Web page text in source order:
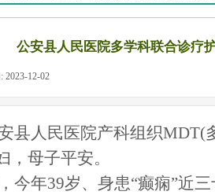
公安县人民医院多学科联合诊疗
2023-12-02
县人民医院产科组织MDT(
，母子平安。
今年39岁、 身患“癫痫”近